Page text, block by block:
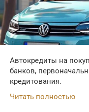
Автокредиты на
банков,
кредитования.
Читать полностью